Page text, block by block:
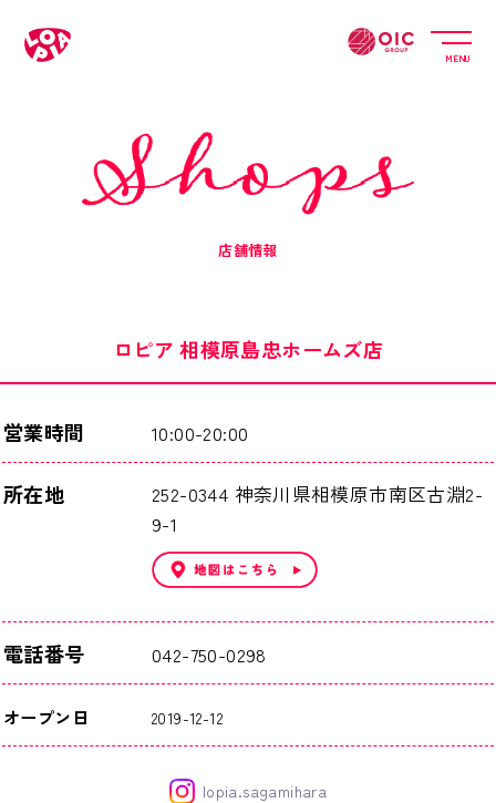
MENU
店舗情報
ロピア 相模原島忠ホームズ店
営業時間 10:00-20:00
所在地
252-0344 神奈川県相模原市南区古淵2-
9-1
電話番号 042-750-0298
オープン日 2019-12-12
lopia.sagamihara